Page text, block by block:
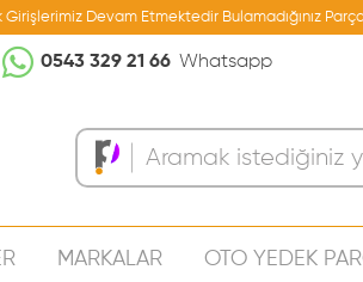
Girişlerimiz Devam Etmektedir Bulamadığınız
0543 329 21 66 Whatsapp
MARKALAR OTO YEDEK